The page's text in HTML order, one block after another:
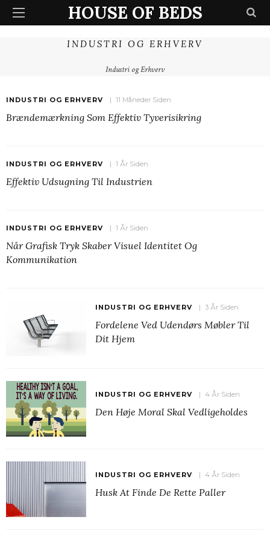
HOUSE OF BEDS
INDUSTRI OG ERHVERV
Industri og Erhverv
INDUSTRI OG ERHVERV 11 Måneder Siden
Brændemærkning Som Effektiv Tyverisikring
INDUSTRI OG ERHVERV 1 År Siden
Effektiv Udsugning Til Industrien
INDUSTRI OG ERHVERV 1 År Siden
Når Grafisk Tryk Skaber Visuel Identitet Og
Kommunikation
INDUSTRI OG ERHVERV 3 År Siden
Fordelene Ved Udendørs Møbler Til
Dit Hjem
INDUSTRI OG ERHVERV 4 År Siden
Den Høje Moral Skal Vedligeholdes
INDUSTRI OG ERHVERV 4 År Siden
Husk At Finde De Rette Paller